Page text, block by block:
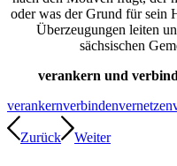
oder was der Grund für sein
Überzeugungen leiten
sächsischen
verankern und
verankernverbindenvernetzen
Zurück Weiter